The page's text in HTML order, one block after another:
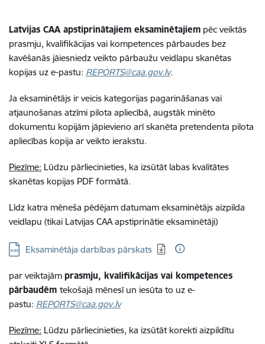
Latvijas CAA apstiprinātajiem eksaminētajiem pēc veiktās
prasmju, kvalifikācijas vai kompetences pārbaudes bez
kavēšanās jāiesniedz veikto pārbaužu veidlapu skanētas
kopijas uz e-pastu: REPORTS@caa.gov.lv.
Ja eksaminētājs ir veicis kategorijas pagarināšanas vai
atjaunošanas atzīmi pilota apliecībā, augstāk minēto
dokumentu kopijām jāpievieno arī skanēta pretendenta pilota
apliecības kopija ar veikto ierakstu.
Piezīme: Lūdzu pārliecinieties, ka izsūtāt labas kvalitātes
skanētas kopijas PDF formātā.
Līdz katra mēneša pēdējam datumam eksaminētājs aizpilda
veidlapu (tikai Latvijas CAA apstiprinātie eksaminētāji)
Lejupielādēt:
Eksaminētāja darbības pārskats
par veiktajām prasmju, kvalifikācijas vai kompetences
pārbaudēm tekošajā mēnesī un iesūta to uz e-
pastu: REPORTS@caa.gov.lv
Piezīme: Lūdzu pārliecinieties, ka izsūtāt korekti aizpildītu